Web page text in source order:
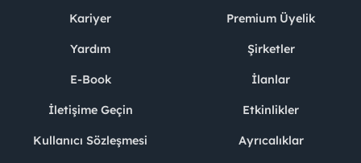
Kariyer
Yardım
E-Book
İletişime Geçin
Kullanıcı Sözleşmesi
Premium Üyelik
Şirketler
İlanlar
Etkinlikler
Ayrıcalıklar